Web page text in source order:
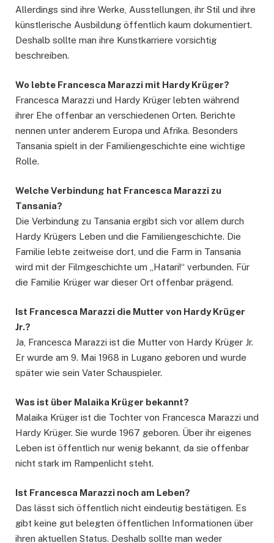
Allerdings sind ihre Werke, Ausstellungen, ihr Stil und ihre
künstlerische Ausbildung öffentlich kaum dokumentiert.
Deshalb sollte man ihre Kunstkarriere vorsichtig
beschreiben.
Wo lebte Francesca Marazzi mit Hardy Krüger?
Francesca Marazzi und Hardy Krüger lebten während
ihrer Ehe offenbar an verschiedenen Orten. Berichte
nennen unter anderem Europa und Afrika. Besonders
Tansania spielt in der Familiengeschichte eine wichtige
Rolle.
Welche Verbindung hat Francesca Marazzi zu
Tansania?
Die Verbindung zu Tansania ergibt sich vor allem durch
Hardy Krügers Leben und die Familiengeschichte. Die
Familie lebte zeitweise dort, und die Farm in Tansania
wird mit der Filmgeschichte um „Hatari!“ verbunden. Für
die Familie Krüger war dieser Ort offenbar prägend.
Ist Francesca Marazzi die Mutter von Hardy Krüger
Jr.?
Ja, Francesca Marazzi ist die Mutter von Hardy Krüger Jr.
Er wurde am 9. Mai 1968 in Lugano geboren und wurde
später wie sein Vater Schauspieler.
Was ist über Malaika Krüger bekannt?
Malaika Krüger ist die Tochter von Francesca Marazzi und
Hardy Krüger. Sie wurde 1967 geboren. Über ihr eigenes
Leben ist öffentlich nur wenig bekannt, da sie offenbar
nicht stark im Rampenlicht steht.
Ist Francesca Marazzi noch am Leben?
Das lässt sich öffentlich nicht eindeutig bestätigen. Es
gibt keine gut belegten öffentlichen Informationen über
ihren aktuellen Status. Deshalb sollte man weder